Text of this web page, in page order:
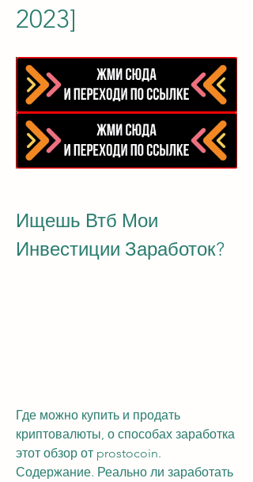
2023]
Ищешь Втб Мои
Инвестиции Заработок?
Где можно купить и продать
криптовалюты, о способах заработка
этот обзор от prostocoin.
Содержание. Реально ли заработать